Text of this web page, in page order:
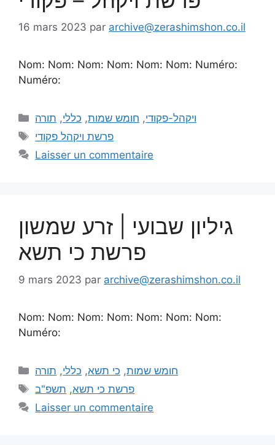
16 mars 2023 par archive@zerashimshon.co.il
Nom: Nom: Nom: Nom: Nom: Nom: Numéro:
Numéro:
ויקהל-פקודי, חומש שמות, כללי, תורה
פרשת ויקהל פקודי
Laisser un commentaire
גיליון שבועי | זרע שמשון
פרשת כי תשא
9 mars 2023 par archive@zerashimshon.co.il
Nom: Nom: Nom: Nom: Nom: Nom: Nom:
Numéro:
חומש שמות, כי תשא, כללי, תורה
פרשת כי תשא, תשפ"ב
Laisser un commentaire